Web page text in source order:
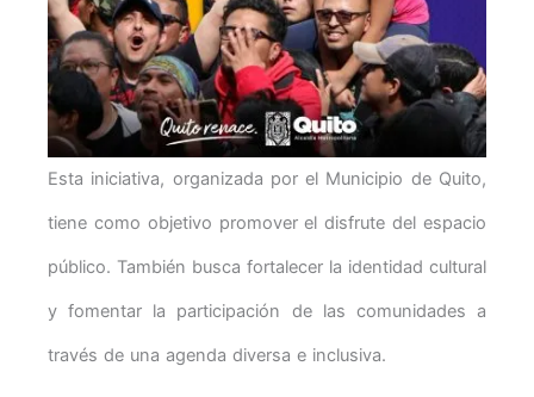
Esta iniciativa, organizada por el Municipio de Quito,
tiene como objetivo promover el disfrute del espacio
público. También busca fortalecer la identidad cultural
y fomentar la participación de las comunidades a
través de una agenda diversa e inclusiva.